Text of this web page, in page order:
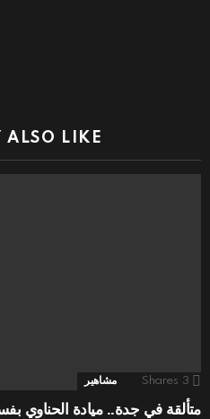
ALSO LIKE
3
Shares مشاهير
متألقة في جدة.. ميادة الحناوي